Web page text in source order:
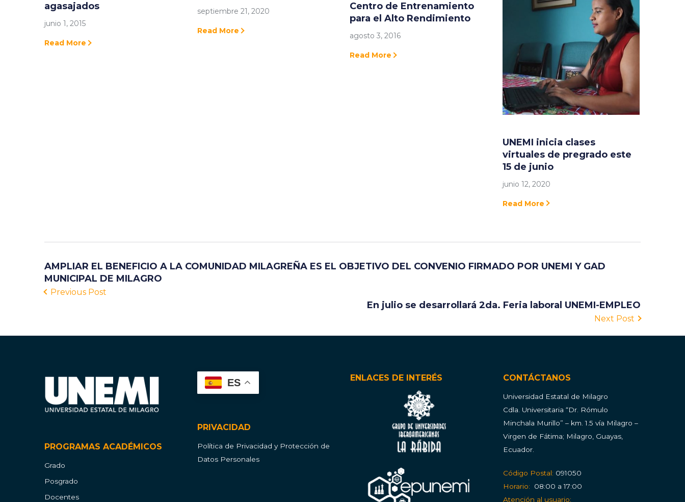
agasajados
junio 1, 2015
Read More
septiembre 21, 2020
Read More
Centro de Entrenamiento
para el Alto Rendimiento
agosto 3, 2016
Read More
UNEMI inicia clases
virtuales de pregrado este
15 de junio
junio 12, 2020
Read More
AMPLIAR EL BENEFICIO A LA COMUNIDAD MILAGREÑA ES EL OBJETIVO DEL CONVENIO FIRMADO POR UNEMI Y GAD
MUNICIPAL DE MILAGRO
Previous Post
En julio se desarrollará 2da. Feria laboral UNEMI-EMPLEO
Next Post
PROGRAMAS ACADÉMICOS
Grado
Posgrado
Docentes
ES
PRIVACIDAD
Política de Privacidad y Protección de
Datos Personales
ENLACES DE INTERÉS CONTÁCTANOS
Universidad Estatal de Milagro
Cdla. Universitaria “Dr. Rómulo
Minchala Murillo” – km. 1.5 vía Milagro –
Virgen de Fátima; Milagro, Guayas,
Ecuador.
Código Postal: 091050
Horario:
08:00 a 17:00
Atención al usuario: